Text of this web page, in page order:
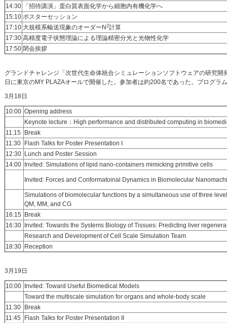
14:30
「招待講演」蛋白質表面化学から細胞内有機化学へ
15:10 ポスターセッション
17:10 大規模系輸送現象のオーダーN 2計算
17:30 高精度電子状態理論による理論精密分光と光物性化学
17:50 閉会挨拶
グランドチャレンジ「次世代生命体統合シミュレーションソフトウェアの研究開
日に東京のMY PLAZAオールで開催した。参加者は約200名であった。プログラ
3月18日
10:00 Opening address
Keynote lecture：High performance and distributed computing in
11:15
Break
11:30
Flash Talks for Poster Presentation I
12:30 Lunch and Poster Session
14:00
Invited: Simulations of lipid nano-containers mimicking primitive cells
Invited: Forces and Conformatoinal Dynamics in Biomolecular
Simulations of biomolecular functions by a simultaneous use of three
QM, MM, and CG
16:15
Break
16:30
Invited: Towards the Systems Biology of Tissues: Predicting liver
Research and Development of Cell Scale Simulation Team
18:30 Reception
3月19日
10:00
Invited: Toward Useful Biomedical Models
Toward the multiscale simulation for organs and whole-body scale
11:30
Break
11:45
Flash Talks for Poster Presentation II